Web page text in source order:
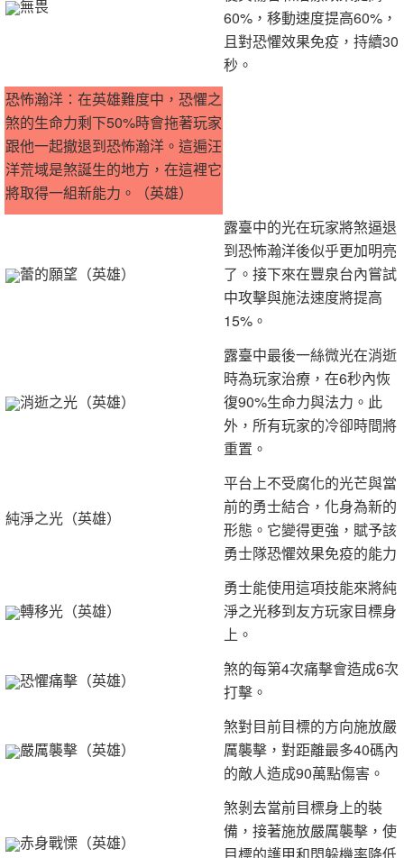
無畏
60%，移動速度提高60%，
且對恐懼效果免疫，持續30
秒。
恐怖瀚洋：在英雄難度中，恐懼之
煞的生命力剩下50%時會拖著玩家
跟他一起撤退到恐怖瀚洋。這遍汪
洋荒域是煞誕生的地方，在這裡它
將取得一組新能力。（英雄）
蕾的願望（英雄）
露臺中的光在玩家將煞逼退
到恐怖瀚洋後似乎更加明亮
了。接下來在豐泉台內嘗試
中攻擊與施法速度將提高
15%。
消逝之光（英雄）
露臺中最後一絲微光在消逝
時為玩家治療，在6秒內恢
復90%生命力與法力。此
外，所有玩家的冷卻時間將
重置。
純淨之光（英雄）
平台上不受腐化的光芒與當
前的勇士結合，化身為新的
形態。它變得更強，賦予該
勇士隊恐懼效果免疫的能力
轉移光（英雄）
勇士能使用這項技能來將純
淨之光移到友方玩家目標身
上。
恐懼痛擊（英雄）
煞的每第4次痛擊會造成6次
打擊。
嚴厲襲擊（英雄）
煞對目前目標的方向施放嚴
厲襲擊，對距離最多40碼內
的敵人造成90萬點傷害。
赤身戰慄（英雄）
煞剝去當前目標身上的裝
備，接著施放嚴厲襲擊，使